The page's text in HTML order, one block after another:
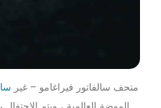
متحف سالفاتور فيراغامو – غير